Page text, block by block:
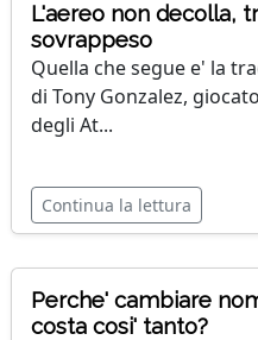
L'aereo non decolla,
sovrappeso
Quella che segue e' la
di Tony Gonzalez,
degli At...
Continua la lettura
Perche' cambiare
costa cosi' tanto?